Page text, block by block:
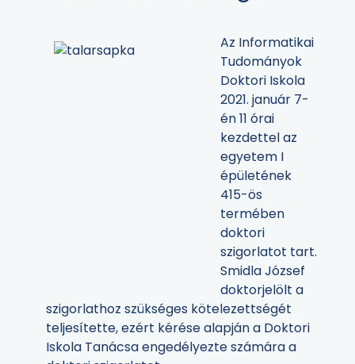
Az Informatikai
Tudományok
Doktori Iskola
2021. január 7-
én 11 órai
kezdettel az
egyetem I
épületének
415-ös
termében
doktori
szigorlatot tart.
Smidla József
doktorjelölt a
szigorlathoz szükséges kötelezettségét
teljesítette, ezért kérése alapján a Doktori
Iskola Tanácsa engedélyezte számára a